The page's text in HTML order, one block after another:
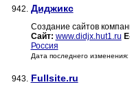
942. Диджикс
Создание сайтов
Сайт: www.didjx.hut1.ru
Россия
Дата последнего
943. Fullsite.ru